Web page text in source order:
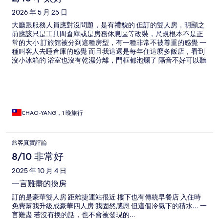
2026 年 5 月 25 日
大廳跟服務人員應對沒問題，是有禮貌的 但訂的雙人房，明顯之
前應該只是工具間倉庫或是房務休息區等改裝，尺規根本不是正
常的大小 訂旅館被分到這種房型，有一種非常不被尊重的感覺 一
種叫客人去睡倉庫的感覺 而且我這還是每年住這麼多飯店，看到
沒小冰箱的 浴室也沒有乾濕分離，門框都泡爛了 隔音不好可以聽
CHAO-YANG，1 晚旅行
旅客真實評論
8/10 非常好
2025 年 10 月 4 日
一言難盡的換房
訂的是豪華雙人房 距離捷運站很近 樓下也有傳統早餐店 入住時
免費幫我升級成豪華四人房 我固然感恩 但這個冷氣下的積水… 一
言難盡 若沒有換的話，也不會被發現的…